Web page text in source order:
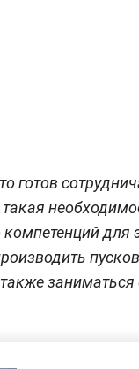
готов
компетенций для